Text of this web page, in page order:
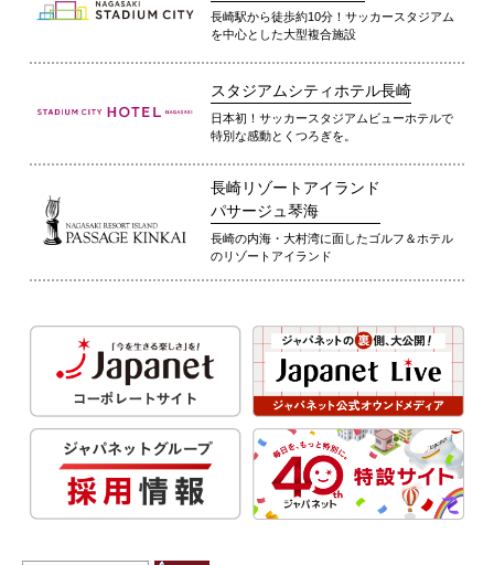
長崎駅から徒歩約10分！サッカースタジアム
を中心とした大型複合施設
スタジアムシティホテル長崎
日本初！サッカースタジアムビューホテルで
特別な感動とくつろぎを。
長崎リゾートアイランド
パサージュ琴海
長崎の内海・大村湾に面したゴルフ＆ホテル
のリゾートアイランド